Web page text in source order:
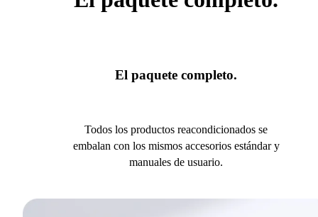
El paquete completo.
Todos los productos reacondicionados se
embalan con los mismos accesorios estándar y
manuales de usuario.